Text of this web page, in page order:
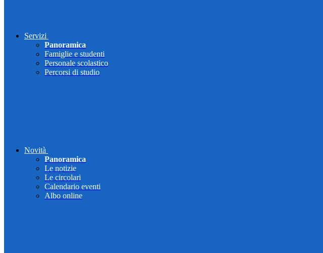
Servizi
Panoramica
Famiglie e studenti
Personale scolastico
Percorsi di studio
Novità
Panoramica
Le notizie
Le circolari
Calendario eventi
Albo online